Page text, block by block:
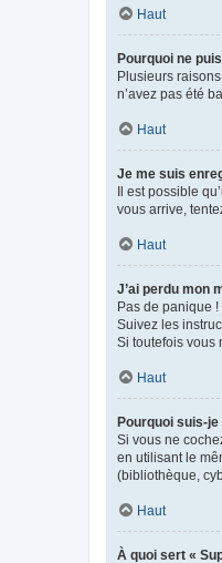
Haut
Pourquoi ne
Plusieurs
n’avez pas été
Haut
Je me suis
Il est possible
vous arrive,
Haut
J’ai perdu mon
Pas de panique
Suivez les
Si toutefois vous
Haut
Pourquoi suis-
Si vous ne
en utilisant le
(bibliothèque,
Haut
À quoi sert «